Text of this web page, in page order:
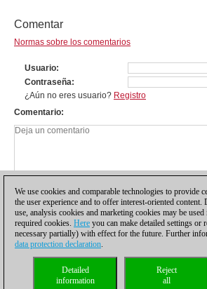
Comentar
Normas sobre los comentarios
Usuario
Contraseña
¿Aún no eres usuario? Registro
Comentario
Política de privacidad |Para contactar
Licencias
Compliance Hotline
We use cookies and comparable technologies to provide
the user experience and to offer interest-oriented content.
use, analysis cookies and marketing cookies may be
required cookies. Here you can make detailed settings or
necessary partially) with effect for the future. Further
data protection declaration.
Reject
all
Detailed
information